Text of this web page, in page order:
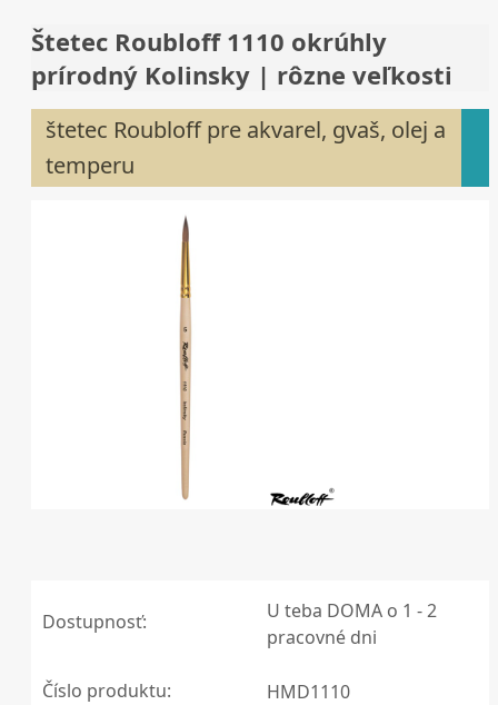
Štetec Roubloff 1110 okrúhly
prírodný Kolinsky | rôzne veľkosti
štetec Roubloff pre akvarel, gvaš, olej a
temperu
Dostupnosť:
U teba DOMA o 1 - 2
pracovné dni
Číslo produktu: HMD1110